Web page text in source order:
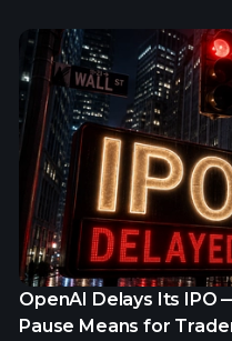
OpenAI Delays Its IPO
Pause Means for